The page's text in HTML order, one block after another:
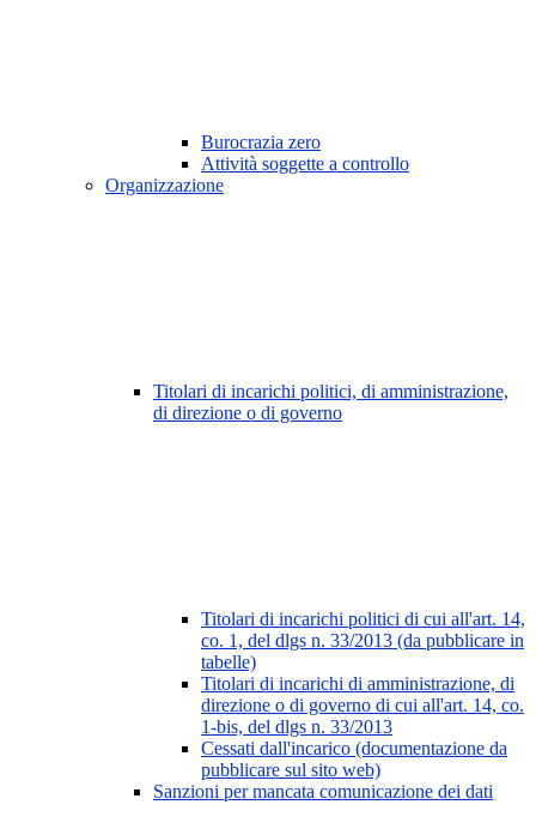
Burocrazia zero
Attività soggette a controllo
Organizzazione
Titolari di incarichi politici, di amministrazione,
di direzione o di governo
Titolari di incarichi politici di cui all'art. 14,
co. 1, del dlgs n. 33/2013 (da pubblicare in
tabelle)
Titolari di incarichi di amministrazione, di
direzione o di governo di cui all'art. 14, co.
1-bis, del dlgs n. 33/2013
Cessati dall'incarico (documentazione da
pubblicare sul sito web)
Sanzioni per mancata comunicazione dei dati